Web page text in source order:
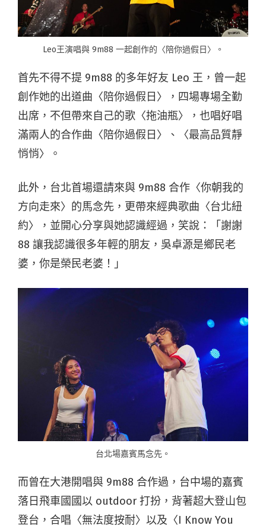
Leo王演唱與 9m88 一起創作的〈陪你過假日〉。
首先不得不提 9m88 的多年好友 Leo 王，曾一起
創作她的出道曲〈陪你過假日〉，四場專場全勤
出席，不但帶來自己的歌〈拖油瓶〉，也唱好唱
滿兩人的合作曲〈陪你過假日〉、〈最高品質靜
悄悄〉。
此外，台北首場還請來與 9m88 合作〈你朝我的
方向走來〉的馬念先，更帶來經典歌曲〈台北紐
約〉，並開心分享與她認識經過，笑說：「謝謝
88 讓我認識很多年輕的朋友，吳卓源是鄉民老
婆，你是榮民老婆！」
台北場嘉賓馬念先。
而曾在大港開唱與 9m88 合作過，台中場的嘉賓
落日飛車國國以 outdoor 打扮，背著超大登山包
登台，合唱〈無法度按耐〉以及〈I Know You